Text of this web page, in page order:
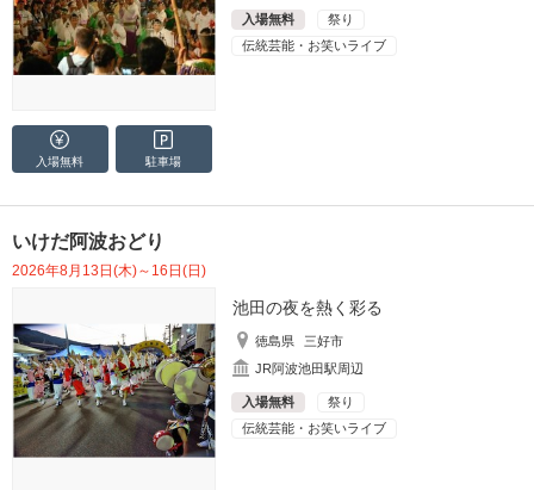
入場無料
祭り
伝統芸能・お笑いライブ
入場無料 駐車場
いけだ阿波おどり
2026年8月13日(木)～16日(日)
池田の夜を熱く彩る
徳島県
三好市
JR阿波池田駅周辺
入場無料
祭り
伝統芸能・お笑いライブ